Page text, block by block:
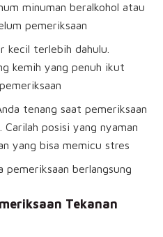
minuman beralkohol atau
pemeriksaan
kecil terlebih dahulu.
kemih yang penuh ikut
tenang saat pemeriksaan
Carilah posisi yang nyaman
yang bisa memicu stres
pemeriksaan berlangsung
Tekanan